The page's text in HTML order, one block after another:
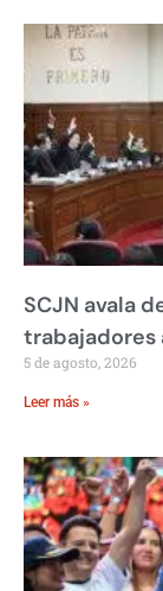
SCJN avala
trabajadores
5 de agosto, 2026
Leer más »